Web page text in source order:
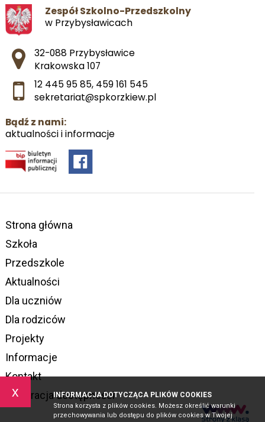
x INFORMACJA DOTYCZĄCA PLIKÓW COOKIES
Strona korzysta z plików cookies. Możesz określić warunki
przechowywania lub dostępu do plików cookies w Twojej
Zespół Szkolno-Przedszkolny
w Przybysławicach
Adres pocztowy:
32-088 Przybysławice
Krakowska 107
12 445 95 85, 459 161 545
sekretariat@spkorzkiew.pl
Bądź z nami:
aktualności i informacje
Strona główna
Szkoła
Przedszkole
Aktualności
Dla uczniów
Dla rodziców
Projekty
Informacje
Kontakt
Deklaracja dostępności